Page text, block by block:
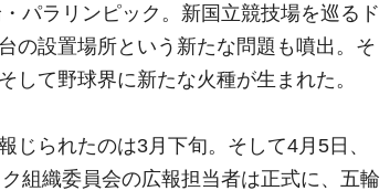
パラリンピック。新国立競技場を巡るド
の設置場所という新たな問題も噴出。そ
して野球界に新たな火種が生まれた。
られたのは3月下旬。そして4月5日、
組織委員会の広報担当者は正式に、五輪